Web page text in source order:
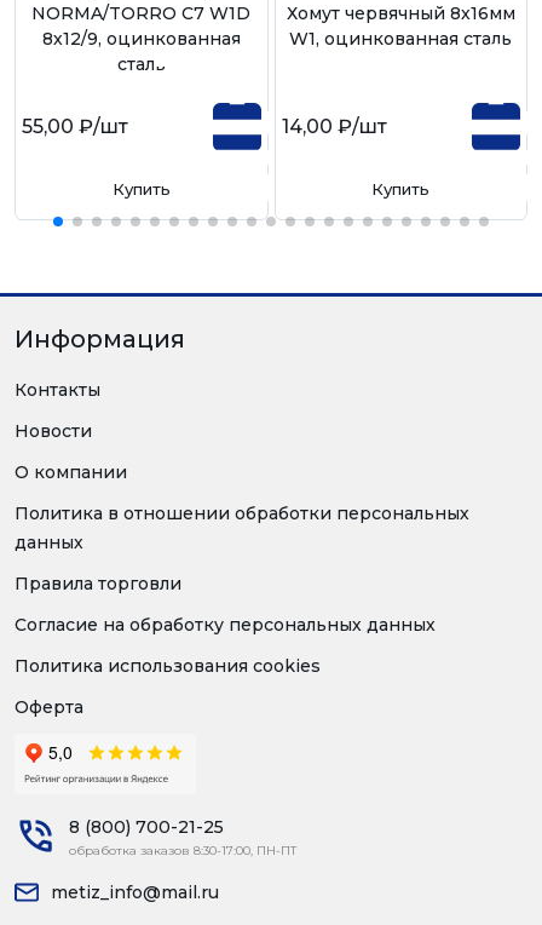
NORMA/TORRO С7 W1D
8х12/9, оцинкованная
сталь
55,00 ₽/шт
Купить
Хомут червячный 8х16мм
W1, оцинкованная сталь
14,00 ₽/шт
Купить
Информация
Контакты
Новости
О компании
Политика в отношении обработки персональных
данных
Правила торговли
Согласие на обработку персональных данных
Политика использования cookies
Оферта
8 (800) 700-21-25
обработка заказов 8:30-17:00, ПН-ПТ
metiz_info@mail.ru